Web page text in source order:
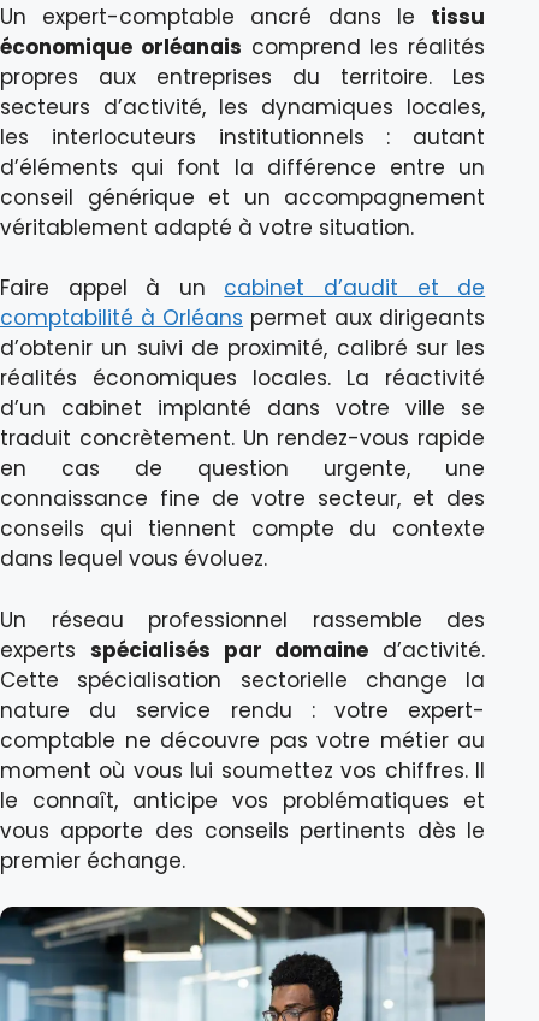
Un expert-comptable ancré dans le tissu
économique orléanais comprend les réalités
propres aux entreprises du territoire. Les
secteurs d’activité, les dynamiques locales,
les interlocuteurs institutionnels : autant
d’éléments qui font la différence entre un
conseil générique et un accompagnement
véritablement adapté à votre situation.
Faire appel à un cabinet d’audit et de
comptabilité à Orléans permet aux dirigeants
d’obtenir un suivi de proximité, calibré sur les
réalités économiques locales. La réactivité
d’un cabinet implanté dans votre ville se
traduit concrètement. Un rendez-vous rapide
en cas de question urgente, une
connaissance fine de votre secteur, et des
conseils qui tiennent compte du contexte
dans lequel vous évoluez.
Un réseau professionnel rassemble des
experts spécialisés par domaine d’activité.
Cette spécialisation sectorielle change la
nature du service rendu : votre expert-
comptable ne découvre pas votre métier au
moment où vous lui soumettez vos chiffres. Il
le connaît, anticipe vos problématiques et
vous apporte des conseils pertinents dès le
premier échange.